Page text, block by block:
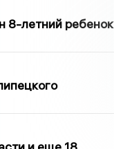
8-летний ребенок